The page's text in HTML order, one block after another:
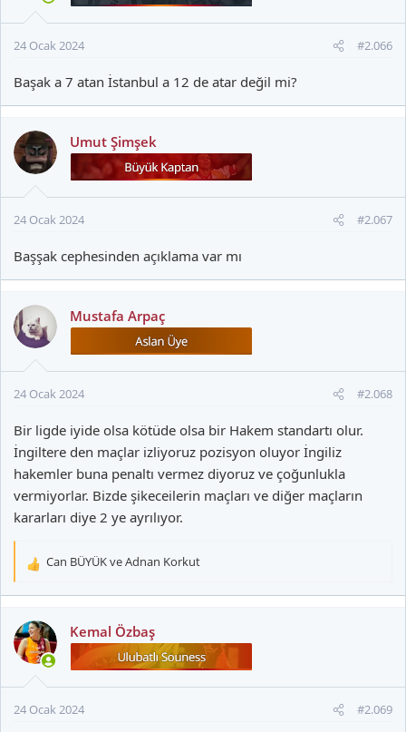
24 Ocak 2024 #2.066
Başak a 7 atan İstanbul a 12 de atar değil mi?
Umut Şimşek
24 Ocak 2024 #2.067
Başşak cephesinden açıklama var mı
Mustafa Arpaç
24 Ocak 2024 #2.068
Bir ligde iyide olsa kötüde olsa bir Hakem standartı olur.
İngiltere den maçlar izliyoruz pozisyon oluyor İngiliz
hakemler buna penaltı vermez diyoruz ve çoğunlukla
vermiyorlar. Bizde şikeceilerin maçları ve diğer maçların
kararları diye 2 ye ayrılıyor.
T
k
i
l
:
Can BÜYÜKveAdnan Korkut
Kemal Özbaş
24 Ocak 2024 #2.069